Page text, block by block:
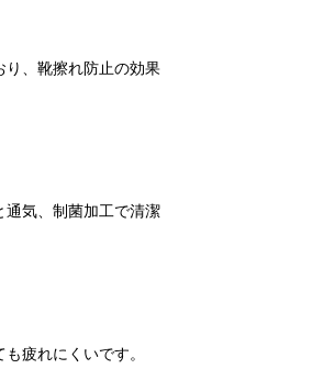
り、靴擦れ防止の効果
通気、制菌加工で清潔
疲れにくいです。